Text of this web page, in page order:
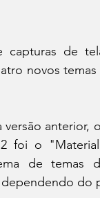
capturas de
novos
anterior,
foi o
de temas
do